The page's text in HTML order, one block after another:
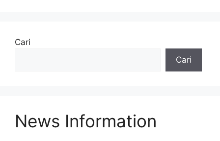
e
v
e
Cari
Cari
News Information